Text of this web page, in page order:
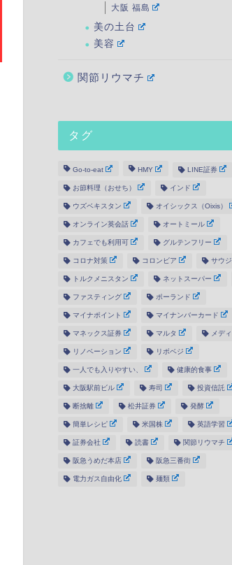
大阪 福島
美の土台
美容
関節リウマチ
タグ
Go-to-eat HMY LINE証券
お節料理（おせち） インド
ウズベキスタン オイシックス（Oixis）
オンライン英会話 オートミール
カフェでも利用可 グルテンフリー
コロナ対策 コロンビア サウ
トルクメニスタン ネットスーパー
ファスティング ポーランド
マイナポイント マイナンバーカード
マネックス証券 マルタ メデ
リノベーション リボベジ
一人でも入りやすい、 健康的食事
大阪駅前ビル 寿司 投資信託
断捨離 松井証券 発酵
簡単レシピ 米国株 英語学習
証券会社 読書 関節リウマチ
阪急うめだ本店 阪急三番街
電力ガス自由化 麺類